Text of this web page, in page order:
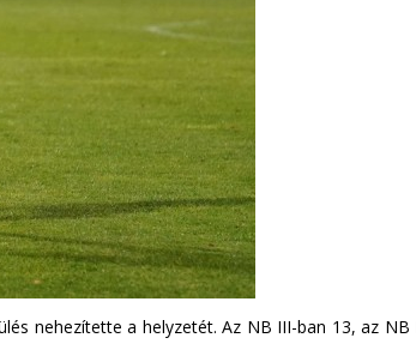
nehezítette a helyzetét. Az NB III-ban 13, az NB